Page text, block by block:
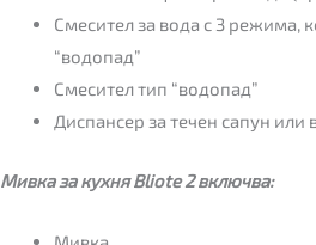
Смесител за вода с 3 режима,
“водопад”
Смесител тип “водопад”
Диспансер за течен сапун или
Мивка за кухня Bliote 2 включва: